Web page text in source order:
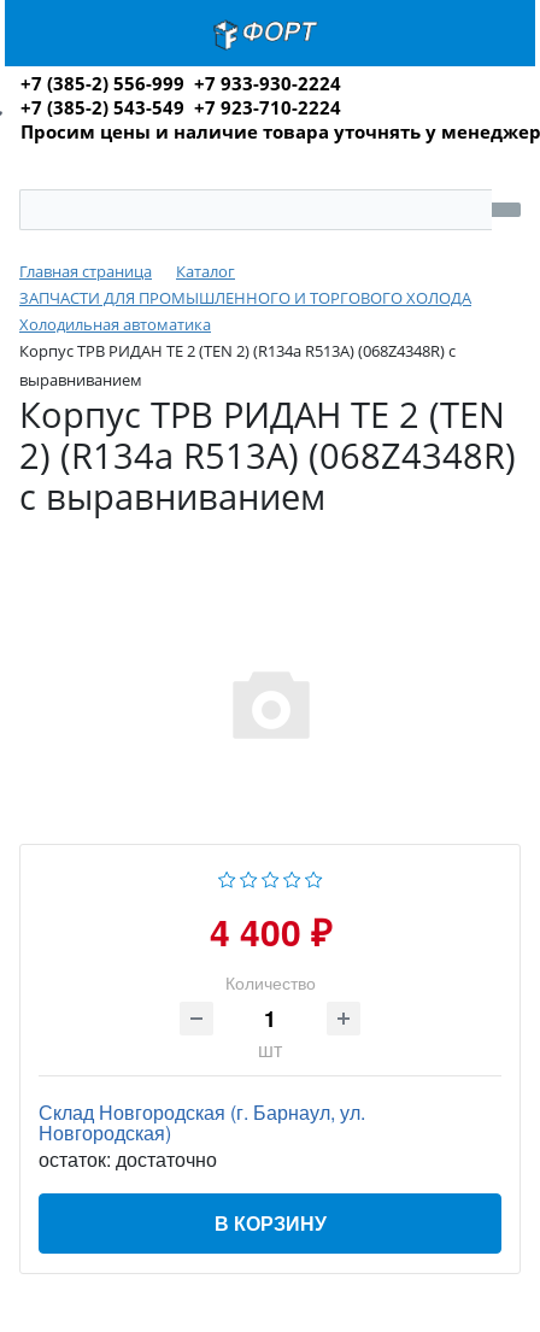
+7 (385-2) 556-999 +7 933-930-2224
+7 (385-2) 543-549 +7 923-710-2224
Просим цены и наличие товара уточнять у
Главная страница
Каталог
ЗАПЧАСТИ ДЛЯ ПРОМЫШЛЕННОГО И ТОРГОВОГО ХОЛОДА
Холодильная автоматика
Корпус ТРВ РИДАН TE 2 (TEN 2) (R134a R513A) (068Z4348R) c
выравниванием
Корпус ТРВ РИДАН TE 2 (TEN
2) (R134a R513A) (068Z4348R)
c выравниванием
4 400 ₽
Количество
шт
Склад Новгородская (г. Барнаул, ул.
Новгородская)
остаток: достаточно
В КОРЗИНУ